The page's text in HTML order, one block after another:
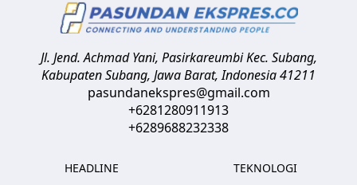
Jl. Jend. Achmad Yani, Pasirkareumbi Kec. Subang,
Kabupaten Subang, Jawa Barat,Indonesia41211
pasundanekspres@gmail.com
+6281280911913
+6289688232338
HEADLINE
TEKNOLOGI